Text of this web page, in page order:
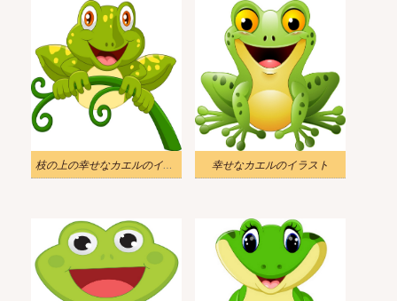
枝の上の幸せなカエルのイラスト 幸せなカエルのイラスト